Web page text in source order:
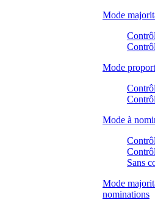
Mode
Mode
Mode à
Sans
Mode
nominations